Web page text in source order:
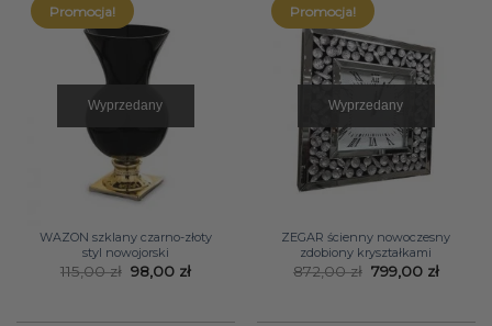
Promocja!
Wyprzedany
WAZON szklany czarno-złoty
styl nowojorski
115,00zł Pierwotna
cena
98,00 złAktualna
Promocja!
Wyprzedany
ZEGAR ścienny nowoczesny
zdobiony kryształkami
872,00zł Pierwotna
cena
799,00 zł